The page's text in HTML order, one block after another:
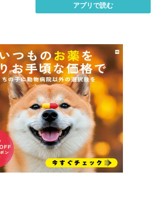
アプリで読む